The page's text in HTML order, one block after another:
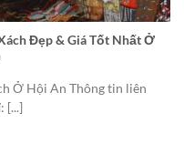
Đẹp & Giá Tốt Nhất Ở
Ở Hội An Thông tin liên
[...]